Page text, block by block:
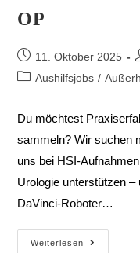
OP
11. Oktober 2025
Aushilfsjobs /
Du möchtest
sammeln? Wir suchen
uns bei HSI-
Urologie unterstützen
DaVinci-Roboter…
Weiterlesen